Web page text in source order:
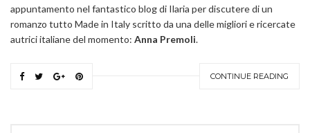
appuntamento nel fantastico blog di Ilaria per discutere di un
romanzo tutto Made in Italy scritto da una delle migliori e ricercate
autrici italiane del momento: Anna Premoli.
CONTINUE READING